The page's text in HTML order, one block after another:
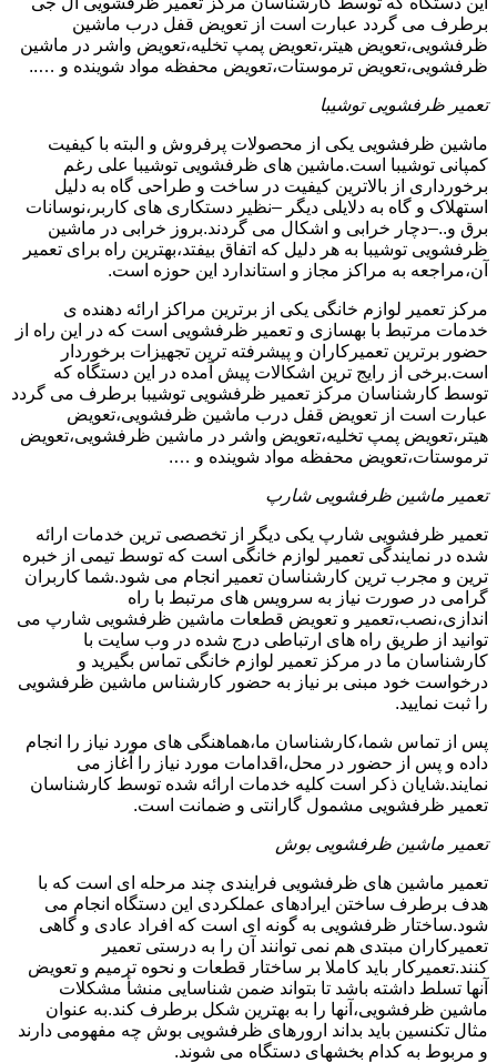
برطرف می گردد عبارت است از تعویض قفل درب ماشین
ظرفشویی،تعویض هیتر،تعویض پمپ تخلیه،تعویض واشر در ماشین
ظرفشویی،تعویض ترموستات،تعویض محفظه مواد شوینده و …..
تعمیر ظرفشویی توشیبا
ماشین ظرفشویی یکی از محصولات پرفروش و البته با کیفیت
کمپانی توشیبا است.ماشین های ظرفشویی توشیبا علی رغم
برخورداری از بالاترین کیفیت در ساخت و طراحی گاه به دلیل
استهلاک و گاه به دلایلی دیگر –نظیر دستکاری های کاربر،نوسانات
برق و..–دچار خرابی و اشکال می گردند.بروز خرابی در ماشین
ظرفشویی توشیبا به هر دلیل که اتفاق بیفتد،بهترین راه برای تعمیر
آن،مراجعه به مراکز مجاز و استاندارد این حوزه است.
مرکز تعمیر لوازم خانگی یکی از برترین مراکز ارائه دهنده ی
خدمات مرتبط با بهسازی و تعمیر ظرفشویی است که در این راه از
حضور برترین تعمیرکاران و پیشرفته ترین تجهیزات برخوردار
است.برخی از رایج ترین اشکالات پیش آمده در این دستگاه که
توسط کارشناسان مرکز تعمیر ظرفشویی توشیبا برطرف می گردد
عبارت است از تعویض قفل درب ماشین ظرفشویی،تعویض
هیتر،تعویض پمپ تخلیه،تعویض واشر در ماشین ظرفشویی،تعویض
ترموستات،تعویض محفظه مواد شوینده و ….
تعمیر ماشین ظرفشویی شارپ
تعمیر ظرفشویی شارپ یکی دیگر از تخصصی ترین خدمات ارائه
شده در نمایندگی تعمیر لوازم خانگی است که توسط تیمی از خبره
ترین و مجرب ترین کارشناسان تعمیر انجام می شود.شما کاربران
گرامی در صورت نیاز به سرویس های مرتبط با راه
اندازی،نصب،تعمیر و تعویض قطعات ماشین ظرفشویی شارپ می
توانید از طریق راه های ارتباطی درج شده در وب سایت با
کارشناسان ما در مرکز تعمیر لوازم خانگی تماس بگیرید و
درخواست خود مبنی بر نیاز به حضور کارشناس ماشین ظرفشویی
را ثبت نمایید.
پس از تماس شما،کارشناسان ما،هماهنگی های مورد نیاز را انجام
داده و پس از حضور در محل،اقدامات مورد نیاز را آغاز می
نمایند.شایان ذکر است کلیه خدمات ارائه شده توسط کارشناسان
تعمیر ظرفشویی مشمول گارانتی و ضمانت است.
تعمیر ماشین ظرفشویی بوش
تعمیر ماشین های ظرفشویی فرایندی چند مرحله ای است که با
هدف برطرف ساختن ایرادهای عملکردی این دستگاه انجام می
شود.ساختار ظرفشویی به گونه ای است که افراد عادی و گاهی
تعمیرکاران مبتدی هم نمی توانند آن را به درستی تعمیر
کنند.تعمیرکار باید کاملا بر ساختار قطعات و نحوه ترمیم و تعویض
آنها تسلط داشته باشد تا بتواند ضمن شناسایی منشأ مشکلات
ماشین ظرفشویی،آنها را به بهترین شکل برطرف کند.به عنوان
مثال تکنسین باید بداند ارورهای ظرفشویی بوش چه مفهومی دارند
و مربوط به کدام بخشهای دستگاه می شوند.